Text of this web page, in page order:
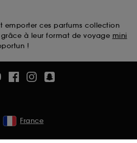
emporter ces parfums collection
à leur format de voyage mini
!
France